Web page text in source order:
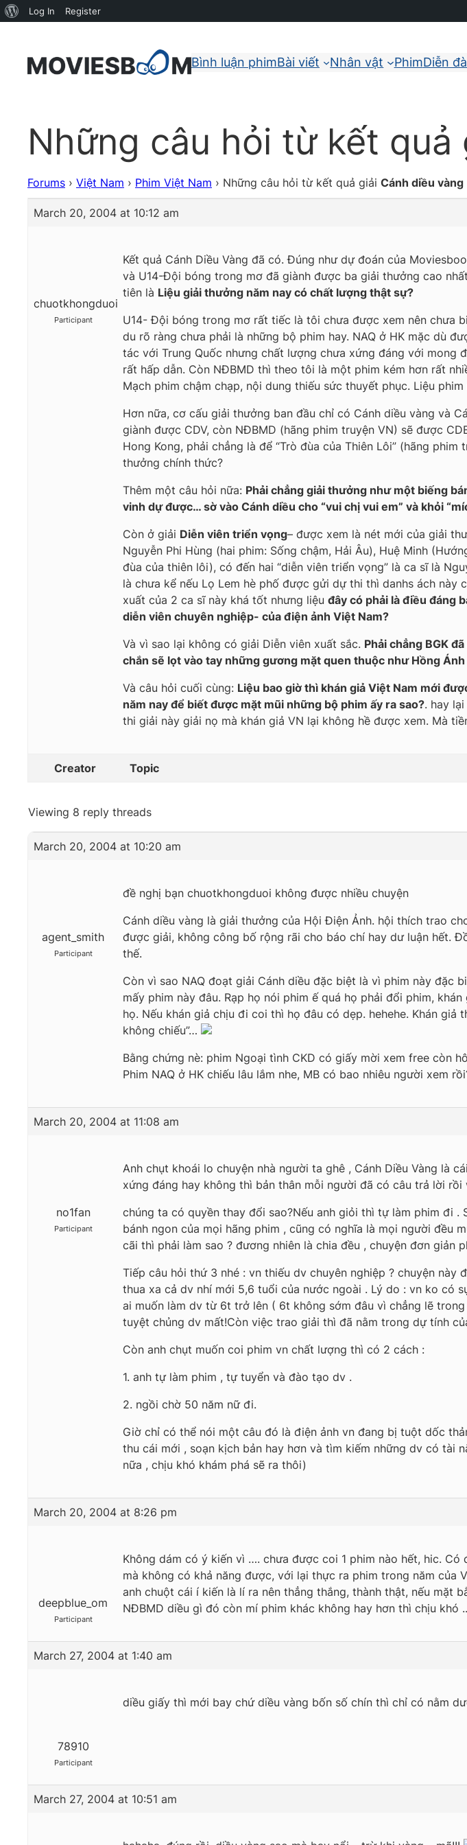
Bình luận phimBài viết Nhân vật PhimDiễn
Những câu hỏi từ kết quả
Forums › Việt Nam › Phim Việt Nam › Những câu hỏi từ kết quả giải Cánh diều vàng
March 20, 2004 at 10:12 am
chuotkhongduoi
Participant
Kết quả Cánh Diều Vàng đã có. Đúng như dự đoán của
và U14-Đội bóng trong mơ đã giành được ba giải thưởng cao
tiên là Liệu giải thưởng năm nay có chất lượng thật sự?
U14- Đội bóng trong mơ rất tiếc là tôi chưa được xem nên chưa
du rõ ràng chưa phải là những bộ phim hay. NAQ ở HK mặc dù
tác với Trung Quốc nhưng chất lượng chưa xứng đáng với mong
rất hấp dẫn. Còn NĐBMD thì theo tôi là một phim kém hơn rất
Mạch phim chậm chạp, nội dung thiếu sức thuyết phục. Liệu
Hơn nữa, cơ cấu giải thưởng ban đầu chỉ có Cánh diều vàng và
giành được CDV, còn NĐBMD (hãng phim truyện VN) sẽ được
Hong Kong, phải chẳng là để “Trò đùa của Thiên Lôi” (hãng
thưởng chính thức?
Thêm một câu hỏi nữa: Phải chẳng giải thưởng như một biếng
vinh dự được… sờ vào Cánh diều cho “vui chị vui em” và khỏi
Còn ở giải Diễn viên triển vọng– được xem là nét mới của giải
Nguyễn Phi Hùng (hai phim: Sống chậm, Hải Âu), Huệ Minh
đùa của thiên lôi), có đến hai “diễn viên triển vọng” là ca sĩ là
là chưa kể nếu Lọ Lem hè phố được gửi dự thi thì danhs ách này
xuất của 2 ca sĩ này khá tốt nhưng liệu đây có phải là điều đáng
diễn viên chuyên nghiệp- của điện ảnh Việt Nam?
Và vì sao lại không có giải Diễn viên xuất sắc. Phải chẳng BGK
chắn sẽ lọt vào tay những gương mặt quen thuộc như Hồng Ánh
Và câu hỏi cuối cùng: Liệu bao giờ thì khán giả Việt Nam mới
năm nay để biết được mặt mũi những bộ phim ấy ra sao?. hay
thi giải này giải nọ mà khán giả VN lại không hề được xem. Mà
Creator Topic
Viewing 8 reply threads
March 20, 2004 at 10:20 am
agent_smith
Participant
đề nghị bạn chuotkhongduoi không được nhiều chuyện
Cánh diều vàng là giải thưởng của Hội Điện Ảnh. hội thích trao
được giải, không công bố rộng rãi cho báo chí hay dư luận hết.
thế.
Còn vì sao NAQ đoạt giải Cánh diều đặc biệt là vì phim này đặc
mấy phim này đâu. Rạp họ nói phim ế quá họ phải đổi phim,
họ. Nếu khán giả chịu đi coi thì họ đâu có dẹp. hehehe. Khán
không chiếu”…
Bằng chứng nè: phim Ngoại tình CKD có giấy mời xem free còn
Phim NAQ ở HK chiếu lâu lắm nhe, MB có bao nhiêu người xem
March 20, 2004 at 11:08 am
no1fan
Participant
Anh chụt khoái lo chuyện nhà người ta ghê , Cánh Diều Vàng là
xứng đáng hay không thì bản thân mỗi người đã có câu trả lời rồi
chúng ta có quyền thay đổi sao?Nếu anh giỏi thì tự làm phim đi
bánh ngon của mọi hãng phim , cũng có nghĩa là mọi người đều
cãi thì phải làm sao ? đương nhiên là chia đều , chuyện đơn giản
Tiếp câu hỏi thứ 3 nhé : vn thiếu dv chuyên nghiệp ? chuyện
thua xa cả dv nhí mới 5,6 tuổi của nước ngoài . Lý do : vn ko có
ai muốn làm dv từ 6t trở lên ( 6t không sớm đâu vì chẳng lẽ
tuyệt chủng dv mất!Còn việc trao giải thì đã nằm trong dự tính
Còn anh chụt muốn coi phim vn chất lượng thì có 2 cách :
1. anh tự làm phim , tự tuyển và đào tạo dv .
2. ngồi chờ 50 năm nữ đi.
Giờ chỉ có thể nói một câu đó là điện ảnh vn đang bị tuột dốc
thu cái mới , soạn kịch bản hay hơn và tìm kiếm những dv có tài
nữa , chịu khó khám phá sẽ ra thôi)
March 20, 2004 at 8:26 pm
deepblue_om
Participant
Không dám có ý kiến vì …. chưa được coi 1 phim nào hết, hic.
mà không có khả năng được, với lại thực ra phim trong năm của
anh chuột cái í kiến là lí ra nên thẳng thắng, thành thật, nếu mặt
NĐBMD diều gì đó còn mí phim khác không hay hơn thì chịu
March 27, 2004 at 1:40 am
78910
Participant
diều giấy thì mới bay chứ diều vàng bốn số chín thì chỉ có nằm
March 27, 2004 at 10:51 am
About
Log In Register